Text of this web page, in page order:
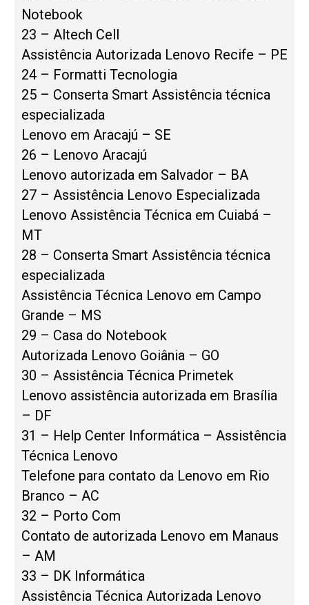
Notebook
23 – Altech Cell
Assistência Autorizada Lenovo Recife – PE
24 – Formatti Tecnologia
25 – Conserta Smart Assistência técnica
especializada
Lenovo em Aracajú – SE
26 – Lenovo Aracajú
Lenovo autorizada em Salvador – BA
27 – Assistência Lenovo Especializada
Lenovo Assistência Técnica em Cuiabá –
MT
28 – Conserta Smart Assistência técnica
especializada
Assistência Técnica Lenovo em Campo
Grande – MS
29 – Casa do Notebook
Autorizada Lenovo Goiânia – GO
30 – Assistência Técnica Primetek
Lenovo assistência autorizada em Brasília
– DF
31 – Help Center Informática – Assistência
Técnica Lenovo
Telefone para contato da Lenovo em Rio
Branco – AC
32 – Porto Com
Contato de autorizada Lenovo em Manaus
– AM
33 – DK Informática
Assistência Técnica Autorizada Lenovo